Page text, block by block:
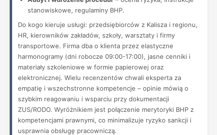
stanowiskowe, regulaminy BHP.
Do kogo kieruje usługi: przedsiębiorców z Kalisza i regionu,
HR, kierowników zakładów, szkoły, warsztaty i firmy
transportowe. Firma dba o klienta przez elastyczne
harmonogramy (dni robocze 09:00-17:00), jasne cenniki i
materiały szkoleniowe w formie papierowej oraz
elektronicznej. Wielu recenzentów chwali eksperta za
empatię i wszechstronne kompetencje – opinie mówią o
szybkim reagowaniu i wsparciu przy dokumentacji
ZUS/RODO. Wyróżnikiem jest połączenie merytoryki BHP z
kompetencjami prawnymi, co minimalizuje ryzyko sankcji i
usprawnia obsługę pracowniczą.